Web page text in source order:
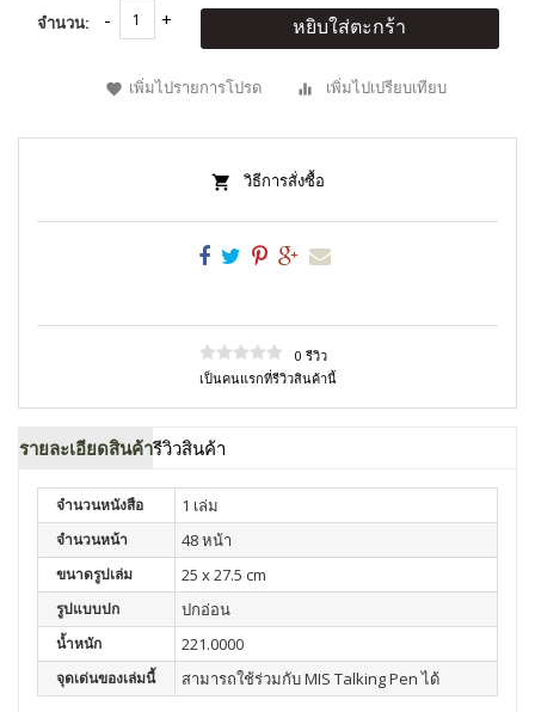
จำนวน: หยิบใส่ตะกร้า
เพิ่มไปรายการโปรด เพิ่มไปเปรียบเทียบ
วิธีการสั่งซื้อ
0 รีวิว
เป็นคนแรกที่รีวิวสินค้านี้
รายละเอียดสินค้ารีวิวสินค้า
จำนวนหนังสือ 1 เล่ม
จำนวนหน้า 48 หน้า
ขนาดรูปเล่ม 25 x 27.5 cm
รูปแบบปก ปกอ่อน
น้ำหนัก 221.0000
จุดเด่นของเล่มนี้ สามารถใช้ร่วมกับ MIS Talking Pen ได้